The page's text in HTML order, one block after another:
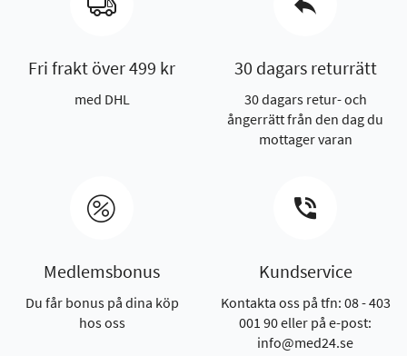
Fri frakt över 499 kr
med DHL
30 dagars returrätt
30 dagars retur- och
ångerrätt från den dag du
mottager varan
Medlemsbonus
Du får bonus på dina köp
hos oss
Kundservice
Kontakta oss på tfn: 08 - 403
001 90 eller på e-post:
info@med24.se